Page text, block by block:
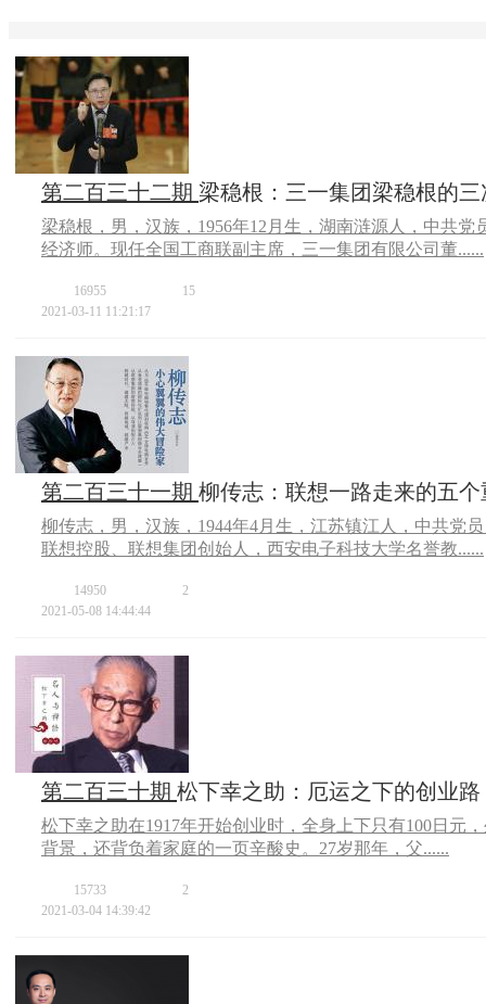
第二百三十二期 梁稳根：三一集团梁稳根的
梁稳根，男，汉族，1956年12月生，湖南涟源人，中共
经济师。现任全国工商联副主席，三一集团有限公司董......
16955
15
2021-03-11 11:21:17
第二百三十一期 柳传志：联想一路走来的五
柳传志，男，汉族，1944年4月生，江苏镇江人，中共党
联想控股、联想集团创始人，西安电子科技大学名誉教......
14950
2
2021-05-08 14:44:44
第二百三十期 松下幸之助：厄运之下的创业路
松下幸之助在1917年开始创业时，全身上下只有100日元
背景，还背负着家庭的一页辛酸史。27岁那年，父......
15733
2
2021-03-04 14:39:42